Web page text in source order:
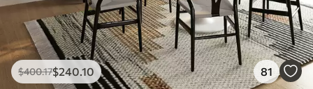
$400.17$240 .10 81